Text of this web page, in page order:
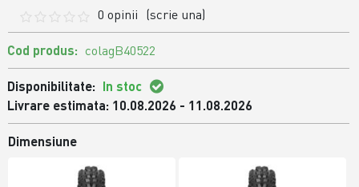
0 opinii (scrie una)
Cod produs: colagB40522
Disponibilitate: In stoc
Livrare estimata: 10.08.2026 - 11.08.2026
Dimensiune